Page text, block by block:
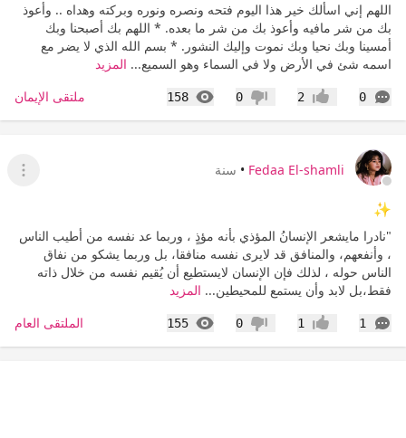
اللهم إني اسألك خير هذا اليوم فتحه ونصره ونوره وبركته وهداه .. وأعوذ
بك من شر مافيه وأعوذ بك من شر ما بعده. * اللهم بك أصبحنا وبك
أمسينا وبك نحيا وبك نموت وإليك النشور. * بسم الله الذي لا يضر مع
اسمه شئ في الأرض ولا في السماء وهو السميع... المزيد
0
التعليقات إعجاب2 عدم إعجاب
0
158
المشاهدات ملتقى الإيمان
Fedaa El-shamli
• سنة
عرض
✨
"نادرا مايشعر الإنسانُ المؤذي بأنه مؤذٍ ، وربما عد نفسه من أطيب الناس
، وأنفعهم، والمنافق قد لايرى نفسه منافقا، بل وربما يشكو من نفاق
الناس حوله ، لذلك فإن الإنسان لايستطيع أن يُقيم نفسه من خلال ذاته
فقط،بل لابد وأن يستمع للمحيطين... المزيد
1
التعليقات إعجاب1 عدم إعجاب
0
155
المشاهدات الملتقى العام